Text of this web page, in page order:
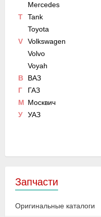
Mercedes
T
Tank
Toyota
V
Volkswagen
Volvo
Voyah
В
ВАЗ
Г
ГАЗ
М Москвич
У
УАЗ
Запчасти
Оригинальные каталоги